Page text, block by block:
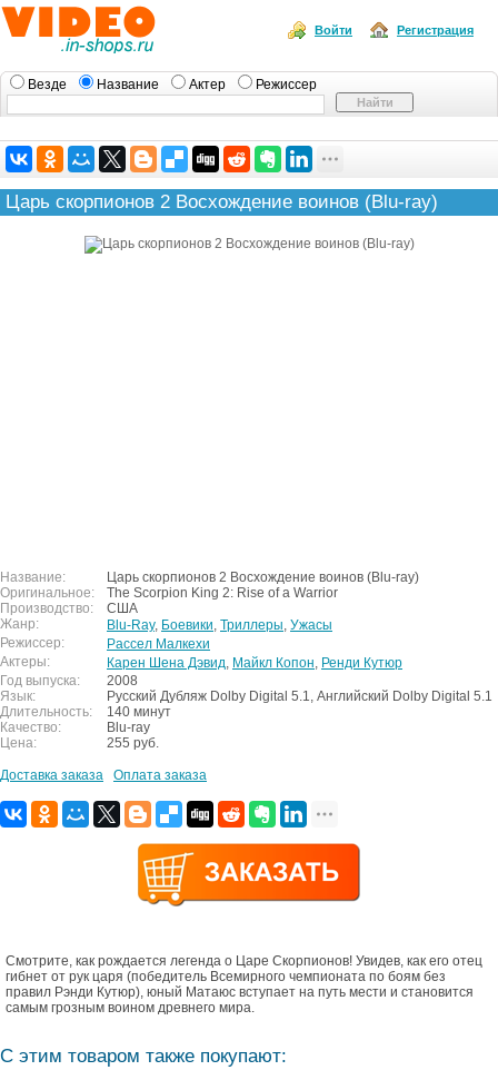
Регистрация
Войти
Везде Название Актер Режиссер
Царь скорпионов 2 Восхождение воинов (Blu-ray)
Название:
Царь скорпионов 2 Восхождение воинов (Blu-ray)
Оригинальное:
The Scorpion King 2: Rise of a Warrior
Производство:
США
Жанр:
Blu-Ray, Боевики, Триллеры, Ужасы
Режиссер:
Рассел Малкехи
Актеры:
Карен Шена Дэвид, Майкл Копон, Ренди Кутюр
Год выпуска:
2008
Язык:
Русский Дубляж Dolby Digital 5.1, Английский Dolby Digital 5.1
Длительность:
140 минут
Качество:
Blu-ray
Цена:
255 руб.
Доставка заказа Оплата заказа
Смотрите, как рождается легенда о Царе Скорпионов! Увидев, как его отец
гибнет от рук царя (победитель Всемирного чемпионата по боям без
правил Рэнди Кутюр), юный Матаюс вступает на путь мести и становится
самым грозным воином древнего мира.
С этим товаром также покупают: